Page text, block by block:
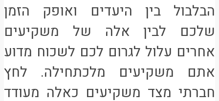
הבלבול בין היעדים ואופק הזמן
שלכם לבין אלה של משקיעים
אחרים עלול לגרום לכם לשכוח מדוע
אתם משקיעים מלכתחילה. לחץ
חברתי מצד משקיעים כאלה מעודד